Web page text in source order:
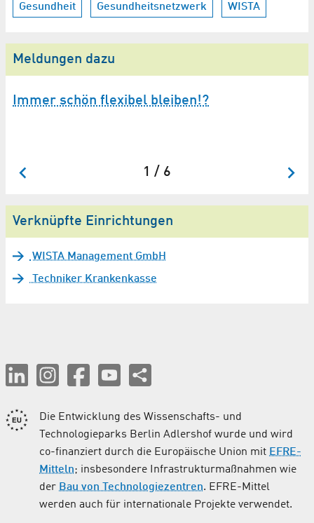
Gesundheit Gesundheitsnetzwerk WISTA
Meldungen dazu
Immer schön flexibel bleiben!?
1 / 6
Verknüpfte Einrichtungen
WISTA Management GmbH
Techniker Krankenkasse
Die Entwicklung des Wissenschafts- und
Technologieparks Berlin Adlershof wurde und wird
co-finanziert durch die Europäische Union mit EFRE-
Mitteln; insbesondere Infrastrukturmaßnahmen wie
der Bau von Technologiezentren. EFRE-Mittel
werden auch für internationale Projekte verwendet.